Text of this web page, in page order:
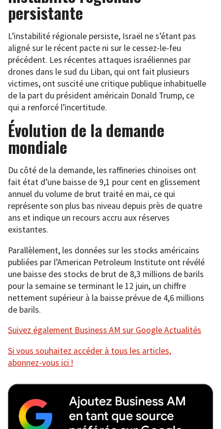
persistante
L’instabilité régionale persiste, Israël ne s’étant pas
aligné sur le récent pacte ni sur le cessez-le-feu
précédent. Les récentes attaques israéliennes par
drones dans le sud du Liban, qui ont fait plusieurs
victimes, ont suscité une critique publique inhabituelle
de la part du président américain Donald Trump, ce
qui a renforcé l’incertitude.
Évolution de la demande
mondiale
Du côté de la demande, les raffineries chinoises ont
fait état d’une baisse de 9,1 pour cent en glissement
annuel du volume de brut traité en mai, ce qui
représente son plus bas niveau depuis près de quatre
ans et indique un recours accru aux réserves
existantes.
Parallèlement, les données sur les stocks américains
publiées par l’American Petroleum Institute ont révélé
une baisse des stocks de brut de 8,3 millions de barils
pour la semaine se terminant le 12 juin, un chiffre
nettement supérieur à la baisse prévue de 4,6 millions
de barils.
Suivez également Business AM sur Google Actualités
Si vous souhaitez accéder à tous les articles,
abonnez-vous ici !